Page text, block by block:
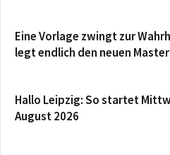
Eine Vorlage zwingt zur
legt endlich den neuen
Hallo Leipzig: So startet
August 2026